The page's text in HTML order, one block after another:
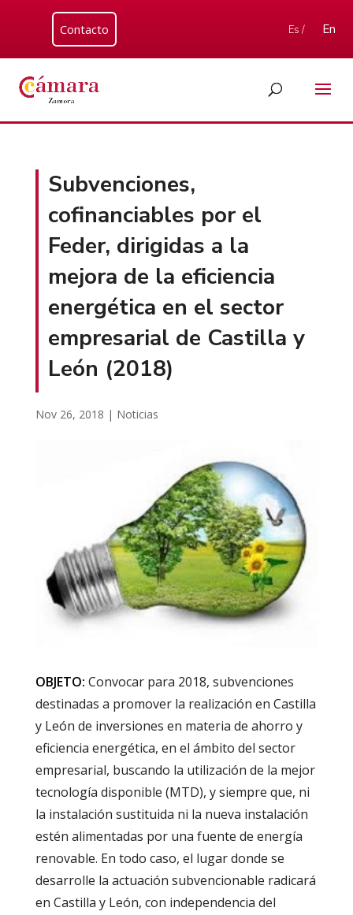
Contacto Es / En
Subvenciones,
cofinanciables por el
Feder, dirigidas a la
mejora de la eficiencia
energética en el sector
empresarial de Castilla y
León (2018)
Nov 26, 2018 | Noticias
OBJETO: Convocar para 2018, subvenciones
destinadas a promover la realización en Castilla
y León de inversiones en materia de ahorro y
eficiencia energética, en el ámbito del sector
empresarial, buscando la utilización de la mejor
tecnología disponible (MTD), y siempre que, ni
la instalación sustituida ni la nueva instalación
estén alimentadas por una fuente de energía
renovable. En todo caso, el lugar donde se
desarrolle la actuación subvencionable radicará
en Castilla y León, con independencia del